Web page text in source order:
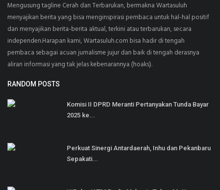
Mengusung tagline Cerah dan Terbarukan, bermakna Wartasuluh
menyajikan berita yang bisa menginspirasi pembaca untuk hal-hal positif
dan menyajikan berita-berita aktual, terkini atau terbarukan, secara
independen.Harapan kami, Wartasuluh.com bisa hadir di tengah
pembaca sebagai acuan jurnalisme jujur dan baik di tengah derasnya
aliran informasi yang tak jelas kebenarannya (hoaks).
RANDOM POSTS
Komisi II DPRD Meranti Pertanyakan Tunda Bayar
2025 ke...
Perkuat Sinergi Antardaerah, Inhu dan Pekanbaru
Sepakati...